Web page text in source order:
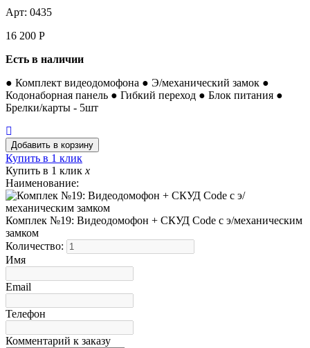
Арт: 0435
16 200 Р
Есть в наличии
● Комплект видеодомофона ● Э/механический замок ●
Кодонаборная панель ● Гибкий переход ● Блок питания ●
Брелки/карты - 5шт
Купить в 1 клик
Купить в 1 клик x
Наименование:
Комплек №19: Видеодомофон + СКУД Code с э/механическим
замком
Количество:
Имя
Email
Телефон
Комментарий к заказу